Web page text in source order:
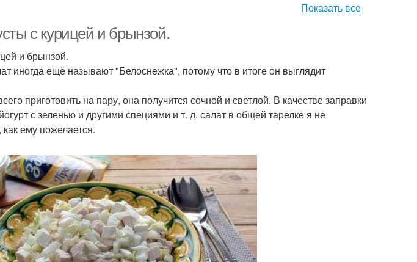
Показать все
с курицей и брынзой.
и брынзой.
иногда ещё называют "Белоснежка", потому что в итоге он выглядит
приготовить на пару, она получится сочной и светлой. В качестве заправки
с зеленью и другими специями и т. д. салат в общей тарелке я не
ему пожелается.